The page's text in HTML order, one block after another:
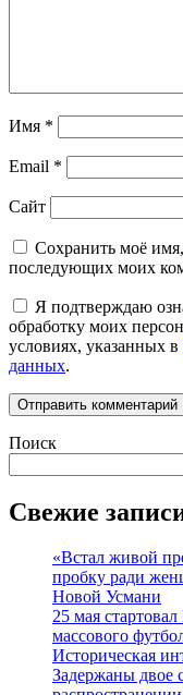
Имя *
Email *
Сайт
Сохранить моё имя,
последующих моих
Я подтверждаю
обработку моих
условиях, указанных в
данных.
Поиск
Свежие
«Встал живой
пробку ради
Новой Усмани
25 мая
массового
Историческая
Задержаны двое